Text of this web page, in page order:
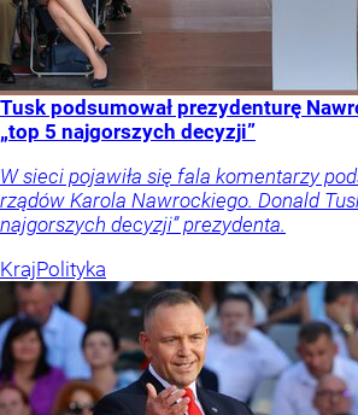
Tusk podsumował prezydenturę
„top 5 najgorszych decyzji”
W sieci pojawiła się fala komentarzy
rządów Karola Nawrockiego. Donald
najgorszych decyzji” prezydenta.
KrajPolityka